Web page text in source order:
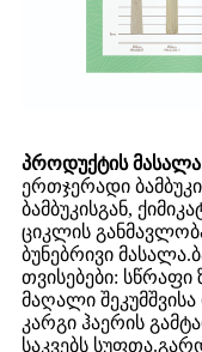
პროდუქტის
ერთჯერადი
ბამბუკისგან,
ციკლის
ბუნებრივი
თვისებები: სწრაფი
მაღალი შეკუმშვისა
კარგი ჰაერის
საკვებს